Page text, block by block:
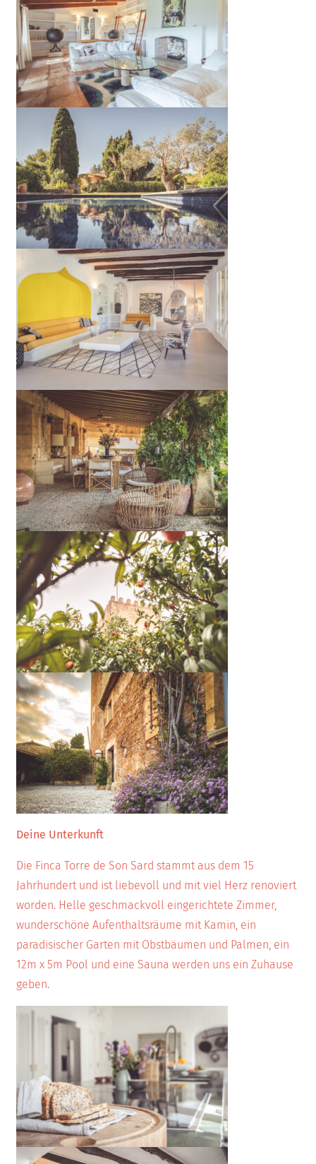
Deine Unterkunft
Die Finca Torre de Son Sard stammt aus dem 15
Jahrhundert und ist liebevoll und mit viel Herz renoviert
worden. Helle geschmackvoll eingerichtete Zimmer,
wunderschöne Aufenthaltsräume mit Kamin, ein
paradisischer Garten mit Obstbäumen und Palmen, ein
12m x 5m Pool und eine Sauna werden uns ein Zuhause
geben.